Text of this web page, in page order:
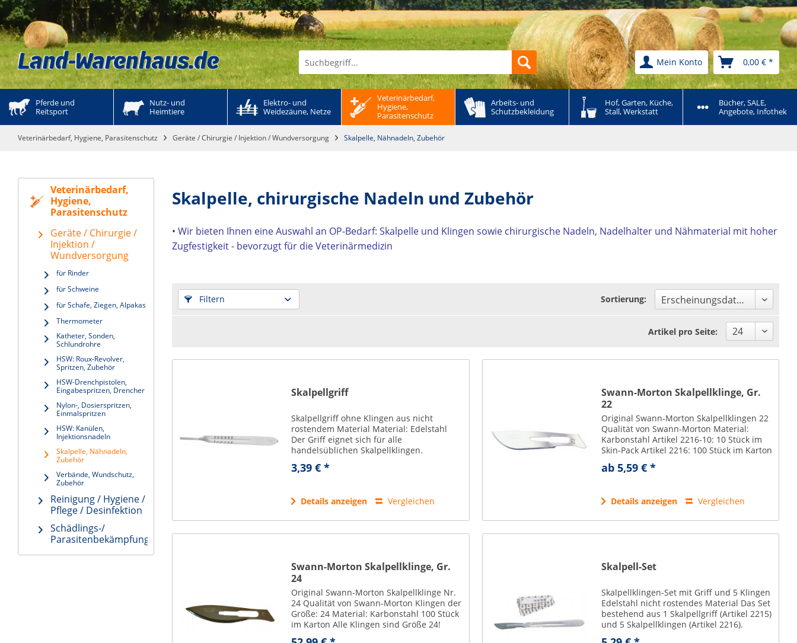
Mein Konto 0,00 € *
Pferde und
Reitsport
Nutz- und
Heimtiere
Elektro- und
Weidezäune, Netze
Veterinärbedarf,
Hygiene,
Parasitenschutz
Arbeits- und
Schutzbekleidung
Hof, Garten, Küche,
Stall, Werkstatt
Bücher, SALE,
Angebote, Infothek
Veterinärbedarf, Hygiene, Parasitenschutz Geräte / Chirurgie / Injektion / Wundversorgung Skalpelle, Nähnadeln, Zubehör
Veterinärbedarf,
Hygiene,
Parasitenschutz
Geräte / Chirurgie /
Injektion /
Wundversorgung
für Rinder
für Schweine
für Schafe, Ziegen, Alpakas
Thermometer
Katheter, Sonden,
Schlundrohre
HSW: Roux-Revolver,
Spritzen, Zubehör
HSW-Drenchpistolen,
Eingabespritzen, Drencher
Nylon-, Dosierspritzen,
Einmalspritzen
HSW: Kanülen,
Injektionsnadeln
Skalpelle, Nähnadeln,
Zubehör
Verbände, Wundschutz,
Zubehör
Reinigung / Hygiene /
Pflege / Desinfektion
Schädlings-/
Parasitenbekämpfung
Skalpelle, chirurgische Nadeln und Zubehör
• Wir bieten Ihnen eine Auswahl an OP-Bedarf: Skalpelle und Klingen sowie chirurgische Nadeln, Nadelhalter und Nähmaterial mit hoher
Zugfestigkeit - bevorzugt für die Veterinärmedizin
Filtern Sortierung:
Artikel pro Seite:
Skalpellgriff
Skalpellgriff ohne Klingen aus nicht
rostendem Material Material: Edelstahl
Der Griff eignet sich für alle
handelsüblichen Skalpellklingen.
3,39 € *
Details anzeigen Vergleichen
Swann-Morton Skalpellklinge, Gr.
22
Original Swann-Morton Skalpellklingen 22
Qualität von Swann-Morton Material:
Karbonstahl Artikel 2216-10: 10 Stück im
Skin-Pack Artikel 2216: 100 Stück im Karton
Alle Klingen sind Größe 22!
ab 5,59 € *
Details anzeigen Vergleichen
Swann-Morton Skalpellklinge, Gr.
24
Original Swann-Morton Skalpellklinge Nr.
24 Qualität von Swann-Morton Klingen der
Größe: 24 Material: Karbonstahl 100 Stück
im Karton Alle Klingen sind Größe 24!
Skalpell-Set
Skalpellklingen-Set mit Griff und 5 Klingen
Edelstahl nicht rostendes Material Das Set
bestehend aus 1 Skalpellgriff (Artikel 2215)
und 5 Skalpellklingen (Artikel 2216).